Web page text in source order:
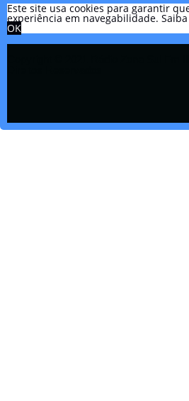
Este site usa cookies para garantir
experiência em navegabilidade.
OK